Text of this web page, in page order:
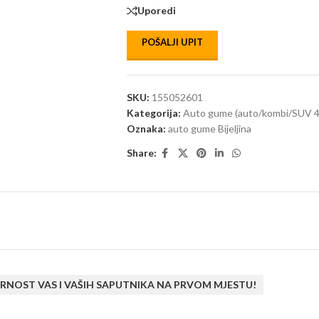
Uporedi
POŠALJI UPIT
SKU: 155052601
Kategorija: Auto gume (auto/kombi/SUV
Oznaka: auto gume Bijeljina
Share:
VAS I VAŠIH SAPUTNIKA NA PRVOM MJESTU!